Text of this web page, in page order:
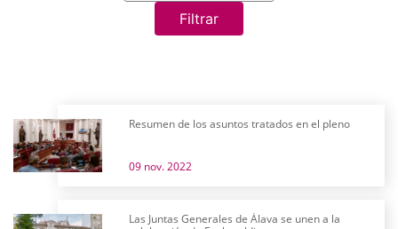
Filtrar
Resumen de los asuntos tratados en el pleno
09 nov. 2022
Las Juntas Generales de Álava se unen a la